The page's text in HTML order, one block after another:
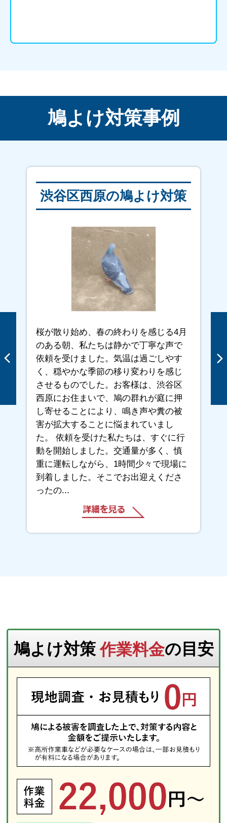
鳩よけ対策事例
渋谷区西原の鳩よけ対策
桜が散り始め、春の終わりを感じる4月
のある朝、私たちは静かで丁寧な声で
依頼を受けました。気温は過ごしやす
く、穏やかな季節の移り変わりを感じ
させるものでした。お客様は、渋谷区
西原にお住まいで、鳩の群れが庭に押
し寄せることにより、鳴き声や糞の被
害が拡大することに悩まれていまし
た。 依頼を受けた私たちは、すぐに行
動を開始しました。交通量が多く、慎
重に運転しながら、1時間少々で現場に
到着しました。そこでお出迎えくださ
ったの...
鳩よけ対策作業料金の目安